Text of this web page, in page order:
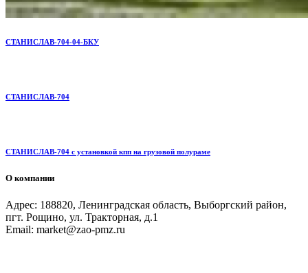
СТАНИСЛАВ-704-04-БКУ
СТАНИСЛАВ-704
СТАНИСЛАВ-704 с установкой кпп на грузовой полураме
О компании
Адрес: 188820, Ленинградская область, Выборгский район,
пгт. Рощино, ул. Тракторная, д.1
Email: market@zao-pmz.ru